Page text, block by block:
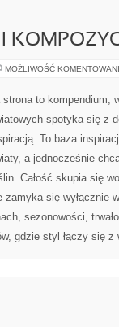
MOŻLIWOŚĆ
strona to kompendium,
spotyka się z
To baza
a jednocześnie
Całość skupia się
zamyka się wyłącznie
sezonowości,
gdzie styl łączy się